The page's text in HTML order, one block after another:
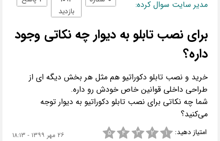
مدیر سایت سوال کرده:
بازدید
برای نصب تابلو به دیوار چه نکاتی وجود
داره؟
خرید و نصب تابلو دکوراتیو هم مثل هر بخش دیگه ای از
شما چه نکاتی برای نصب تابلو دکوراتیو به دیوار توجه
می‌کنید؟
امتیاز دهید: ۱ ۲ ۳ ۴ ۵ ۲۶ مهر ۱۳۹۹ - ۱۸:۱۳